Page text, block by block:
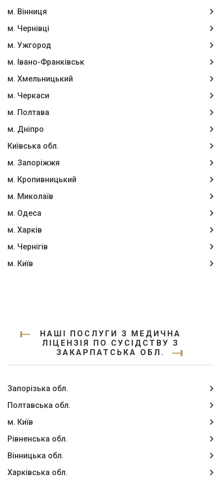
м. Вінниця
м. Чернівці
м. Ужгород
м. Івано-Франківськ
м. Хмельницький
м. Черкаси
м. Полтава
м. Дніпро
Київська обл.
м. Запоріжжя
м. Кропивницький
м. Миколаїв
м. Одеса
м. Харків
м. Чернігів
м. Київ
НАШІ ПОСЛУГИ З МЕДИЧНА
ЛІЦЕНЗІЯ ПО СУСІДСТВУ З
ЗАКАРПАТСЬКА ОБЛ.
Запорізька обл.
Полтавська обл.
м. Київ
Рівненська обл.
Вінницька обл.
Харківська обл.